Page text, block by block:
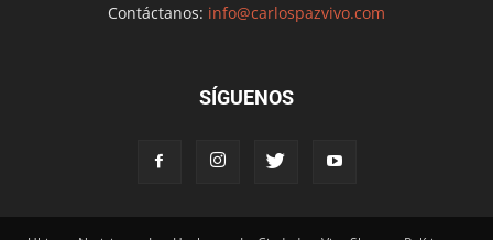
Contáctanos: info@carlospazvivo.com
SÍGUENOS